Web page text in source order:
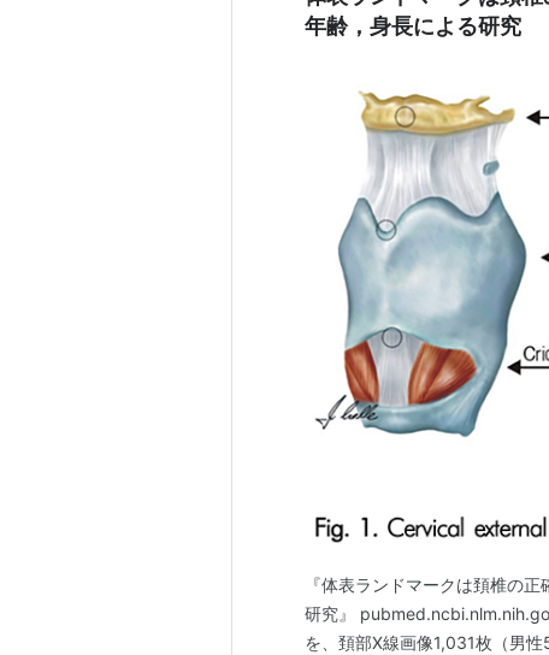
年齢，身長による研究
『体表ランドマークは頚椎の
研究』
を、頚部X線画像1,031枚（男